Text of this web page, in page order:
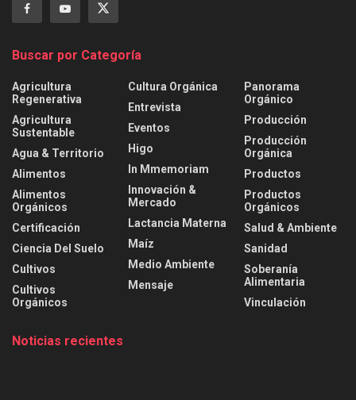
Buscar por Categoría
Agricultura
Regenerativa
Agricultura
Sustentable
Agua & Territorio
Alimentos
Alimentos
Orgánicos
Certificación
Ciencia Del Suelo
Cultivos
Cultivos
Orgánicos
Cultura Orgánica
Entrevista
Eventos
Higo
In Mmemoriam
Innovación &
Mercado
Lactancia Materna
Maíz
Medio Ambiente
Mensaje
Panorama
Orgánico
Producción
Producción
Orgánica
Productos
Productos
Orgánicos
Salud & Ambiente
Sanidad
Soberanía
Alimentaria
Vinculación
Noticias recientes